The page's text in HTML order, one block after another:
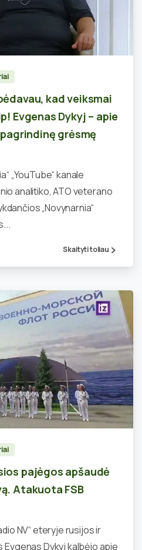
kad veiksmai
Evgenas Dykyj – apie
grėsmę
„YouTube“ kanale
analitiko, ATO veterano
„Novynarnia“
Skaityti toliau
0
pajėgos apšaudė
Atakuota FSB
NV“ eteryje rusijos ir
Dykyj kalbėjo apie